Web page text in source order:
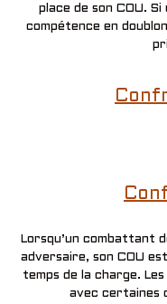
place de son COU.
compétence en
Lorsqu’un combattant
adversaire, son COU
temps de la charge.
avec certaines